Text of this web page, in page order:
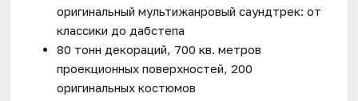
оригинальный мультижанровый саундтрек: от
классики до дабстепа
80 тонн декораций, 700 кв. метров
проекционных поверхностей, 200
оригинальных костюмов